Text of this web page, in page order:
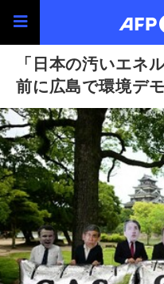
「日本の汚いエネ
前に広島で環境デモ